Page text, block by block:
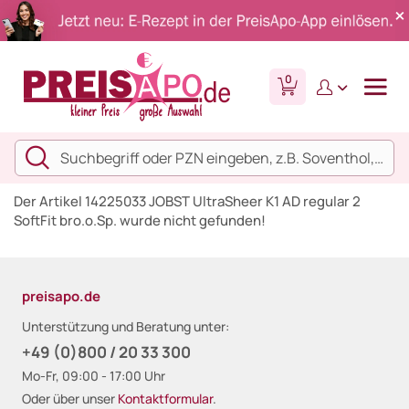
0
Der Artikel 14225033 JOBST UltraSheer K1 AD regular 2
SoftFit bro.o.Sp. wurde nicht gefunden!
preisapo.de
Unterstützung und Beratung unter:
+49 (0)800 / 20 33 300
Mo-Fr, 09:00 - 17:00 Uhr
Oder über unser Kontaktformular.